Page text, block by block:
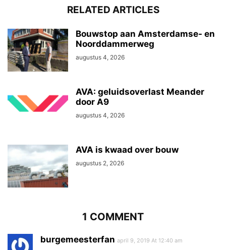
RELATED ARTICLES
Bouwstop aan Amsterdamse- en
Noorddammerweg
augustus 4, 2026
AVA: geluidsoverlast Meander
door A9
augustus 4, 2026
AVA is kwaad over bouw
augustus 2, 2026
1 COMMENT
burgemeesterfan april 9, 2019 At 12:40 am